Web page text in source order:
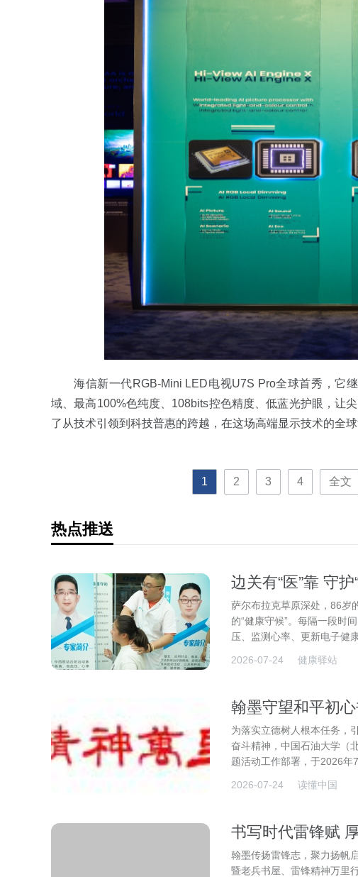
海信新一代RGB-Mini LED电视U7S Pro全球首秀，它
域、最高100%色纯度、108bits控色精度、低蓝光护眼，让
了从技术引领到科技普惠的跨越，在这场高端显示技术的全
1 2 3 4 全文
热点推送
边关有“医”靠 守
师边境“健康驿站”
萨尔布拉克草原深处，86岁
的“健康守候”。每隔一段时
压、监测心率、更新电子健康
2026-07-24 健康驿站
翰墨守望和平初
为落实立德树人根本任务，
奋斗精神，中国石油大学（
题活动工作部署，于2026年
2026-07-24 读懂中国
书写时代雷锋赋
翰墨传扬雷锋志，聚力扬帆
暨老兵书屋、雷锋精神万里